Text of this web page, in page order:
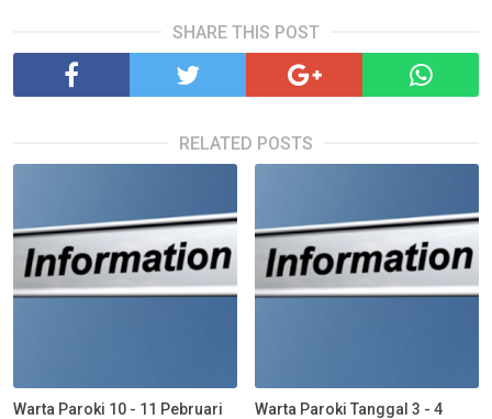
SHARE THIS POST
RELATED POSTS
Warta Paroki 10 - 11 Pebruari
Warta Paroki Tanggal 3 - 4